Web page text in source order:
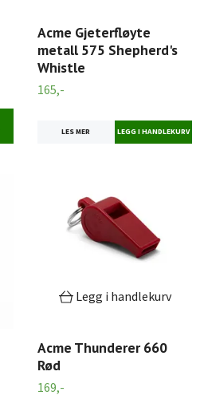
Acme Gjeterfløyte
metall 575 Shepherd's
Whistle
165,-
LES MER
Legg i handlekurv
Acme Thunderer 660
Rød
169,-